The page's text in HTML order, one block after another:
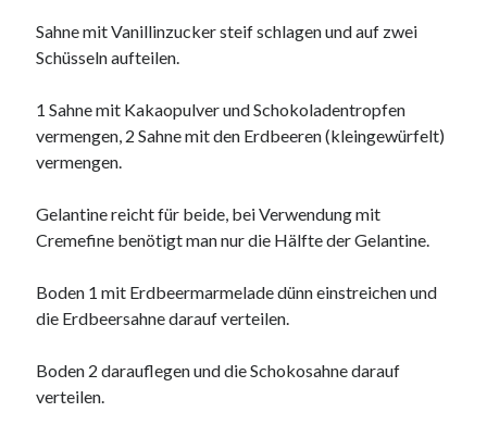
Pads
Es war einmal Factorio – MacFriesenjung
Tycoon
Synowzik zuAltersnachweis bei der Telekom
Sahne mit Vanillinzucker steif schlagen und auf zwei
Schüsseln aufteilen.
1 Sahne mit Kakaopulver und Schokoladentropfen
vermengen, 2 Sahne mit den Erdbeeren (kleingewürfelt)
vermengen.
Gelantine reicht für beide, bei Verwendung mit
Cremefine benötigt man nur die Hälfte der Gelantine.
Boden 1 mit Erdbeermarmelade dünn einstreichen und
die Erdbeersahne darauf verteilen.
Boden 2 darauflegen und die Schokosahne darauf
verteilen.